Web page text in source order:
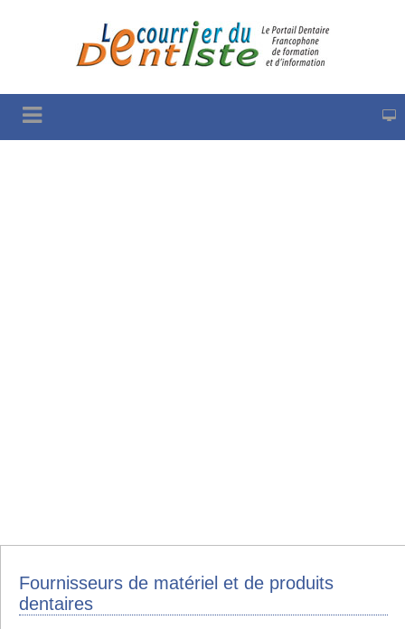
Fournisseurs de matériel et de produits
dentaires